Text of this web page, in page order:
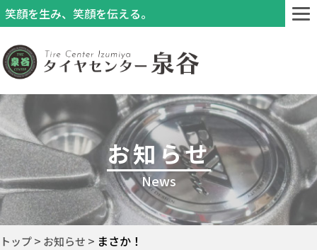
笑顔を生み、笑顔を伝える。
お知らせ
News
トップ お知らせ まさか！